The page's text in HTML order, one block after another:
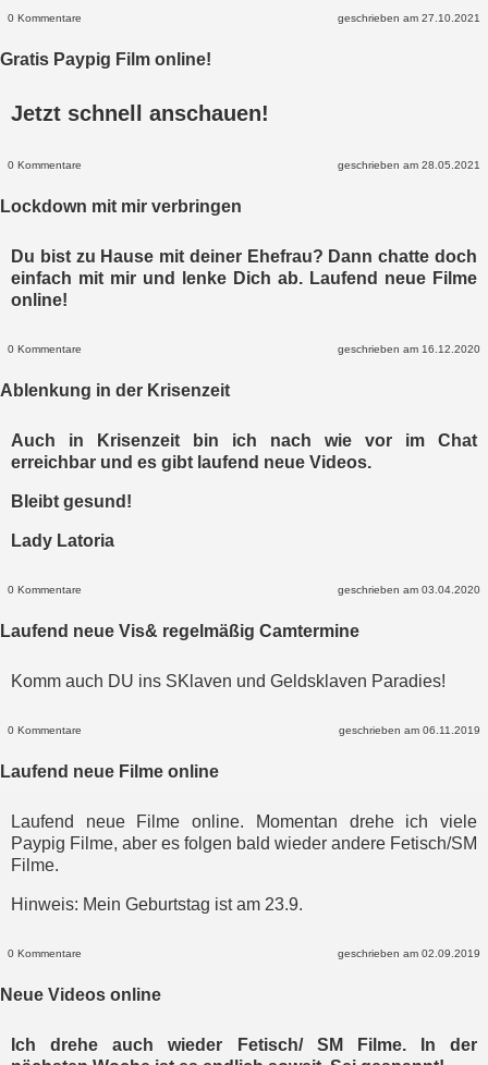
0 Kommentare geschrieben am 27.10.2021
Gratis Paypig Film online!
Jetzt schnell anschauen!
0 Kommentare geschrieben am 28.05.2021
Lockdown mit mir verbringen
Du bist zu Hause mit deiner Ehefrau? Dann chatte doch
einfach mit mir und lenke Dich ab. Laufend neue Filme
online!
0 Kommentare geschrieben am 16.12.2020
Ablenkung in der Krisenzeit
Auch in Krisenzeit bin ich nach wie vor im Chat
erreichbar und es gibt laufend neue Videos.
Bleibt gesund!
Lady Latoria
0 Kommentare geschrieben am 03.04.2020
Laufend neue Vis& regelmäßig Camtermine
Komm auch DU ins SKlaven und Geldsklaven Paradies!
0 Kommentare geschrieben am 06.11.2019
Laufend neue Filme online
Laufend neue Filme online. Momentan drehe ich viele
Paypig Filme, aber es folgen bald wieder andere Fetisch/SM
Filme.
Hinweis: Mein Geburtstag ist am 23.9.
0 Kommentare geschrieben am 02.09.2019
Neue Videos online
Ich drehe auch wieder Fetisch/ SM Filme. In der